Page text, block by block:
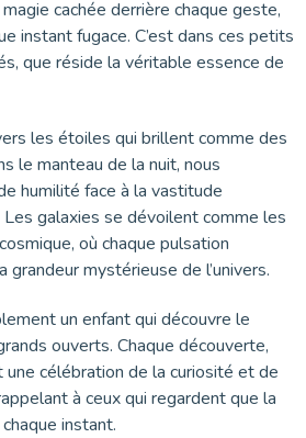
cachée derrière chaque geste,
instant fugace. C’est dans ces petits
que réside la véritable essence de
les étoiles qui brillent comme des
le manteau de la nuit, nous
humilité face à la vastitude
Les galaxies se dévoilent comme les
où chaque pulsation
mystérieuse de l’univers.
un enfant qui découvre le
ouverts. Chaque découverte,
célébration de la curiosité et de
à ceux qui regardent que la
instant.